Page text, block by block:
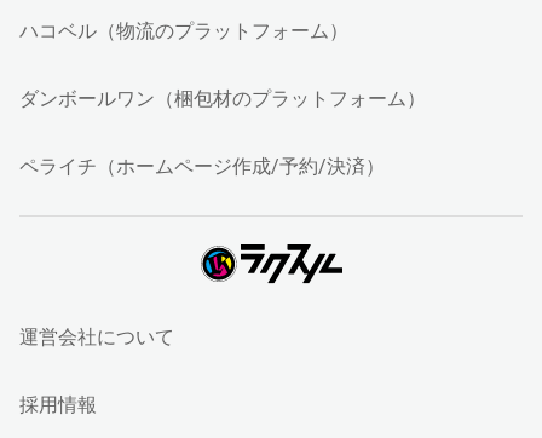
ハコベル（物流のプラットフォーム）
ダンボールワン（梱包材のプラットフォーム）
ペライチ（ホームページ作成/予約/決済）
運営会社について
採用情報